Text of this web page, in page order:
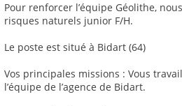
Pour renforcer l’équipe Géolithe,
risques naturels junior F/H.
Le poste est situé à Bidart (64)
Vos principales missions : Vous
l’équipe de l’agence de Bidart.